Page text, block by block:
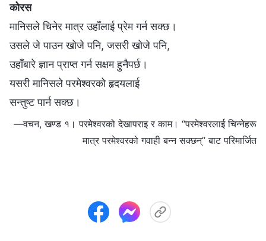
कोरस
मानिसले चिनेर मात्र उहाँलाई प्रेम गर्न सक्छ।
उसले जे पाउन खोजे पनि, जसरी खोजे पनि,
उहाँबारे ज्ञान प्राप्त गर्न सक्षम हुनैपर्छ।
यसरी मानिसले परमेश्‍वरको हृदयलाई
सन्तुष्ट पार्न सक्छ।
—वचन, खण्ड १। परमेश्‍वरको देखापराइ र काम। “परमेश्‍वरलाई चिन्‍नेहरू
मात्र परमेश्‍वरको गवाही बन्‍न सक्छन्” बाट परिमार्जित